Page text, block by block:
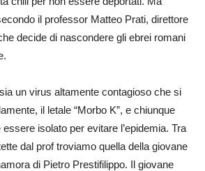
il professor Matteo Prati, direttore
decide di nascondere gli ebrei romani
un virus altamente contagioso che si
il letale “Morbo K”, e chiunque
isolato per evitare l’epidemia. Tra
dal prof troviamo quella della giovane
di Pietro Prestifilippo. Il giovane